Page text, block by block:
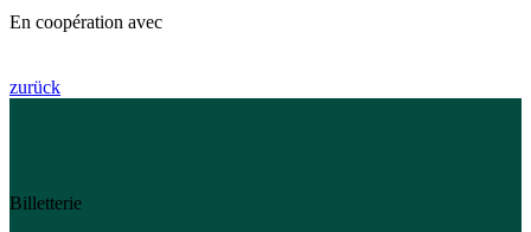
En coopération avec
zurück
Billetterie